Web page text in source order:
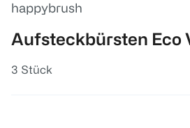
happybrush
Aufsteckbürsten Eco
3 Stück